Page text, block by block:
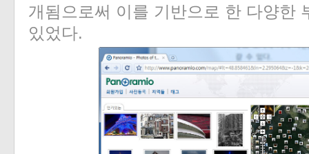
개됨으로써 이를 기반으로 한 다양한
있었다.